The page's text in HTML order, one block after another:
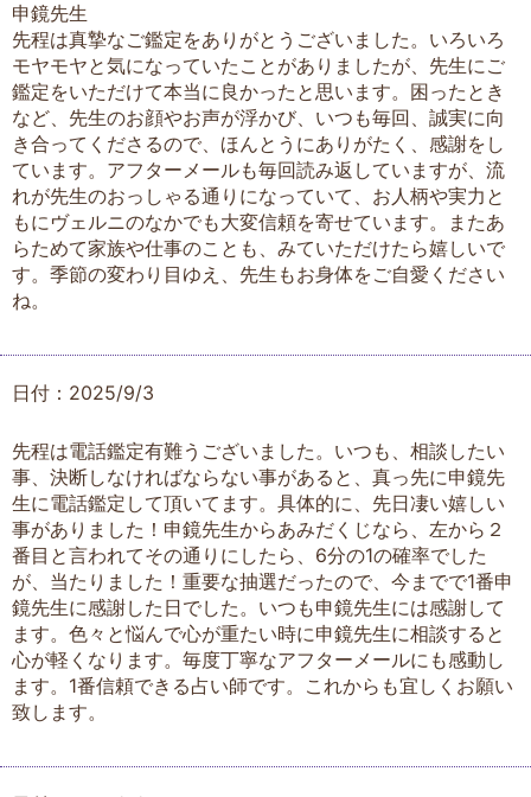
申鏡先生
先程は真摯なご鑑定をありがとうございました。いろいろ
モヤモヤと気になっていたことがありましたが、先生にご
鑑定をいただけて本当に良かったと思います。困ったとき
など、先生のお顔やお声が浮かび、いつも毎回、誠実に向
き合ってくださるので、ほんとうにありがたく、感謝をし
ています。アフターメールも毎回読み返していますが、流
れが先生のおっしゃる通りになっていて、お人柄や実力と
もにヴェルニのなかでも大変信頼を寄せています。またあ
らためて家族や仕事のことも、みていただけたら嬉しいで
す。季節の変わり目ゆえ、先生もお身体をご自愛ください
ね。
日付：2025/9/3
先程は電話鑑定有難うございました。いつも、相談したい
事、決断しなければならない事があると、真っ先に申鏡先
生に電話鑑定して頂いてます。具体的に、先日凄い嬉しい
事がありました！申鏡先生からあみだくじなら、左から２
番目と言われてその通りにしたら、6分の1の確率でした
が、当たりました！重要な抽選だったので、今までで1番申
鏡先生に感謝した日でした。いつも申鏡先生には感謝して
ます。色々と悩んで心が重たい時に申鏡先生に相談すると
心が軽くなります。毎度丁寧なアフターメールにも感動し
ます。1番信頼できる占い師です。これからも宜しくお願い
致します。